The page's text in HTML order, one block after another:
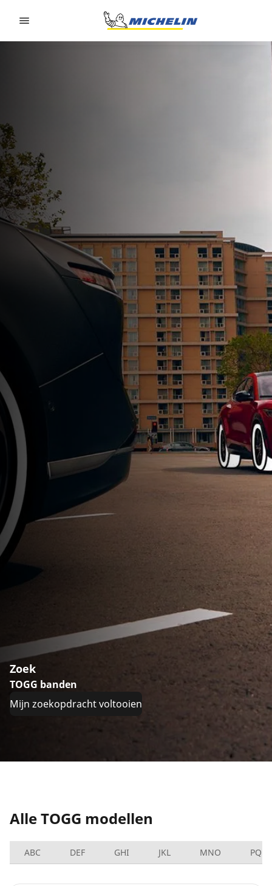
Zoek
TOGG banden
Mijn zoekopdracht voltooien
Alle TOGG modellen
ABC DEF GHI JKL MNO PQRS